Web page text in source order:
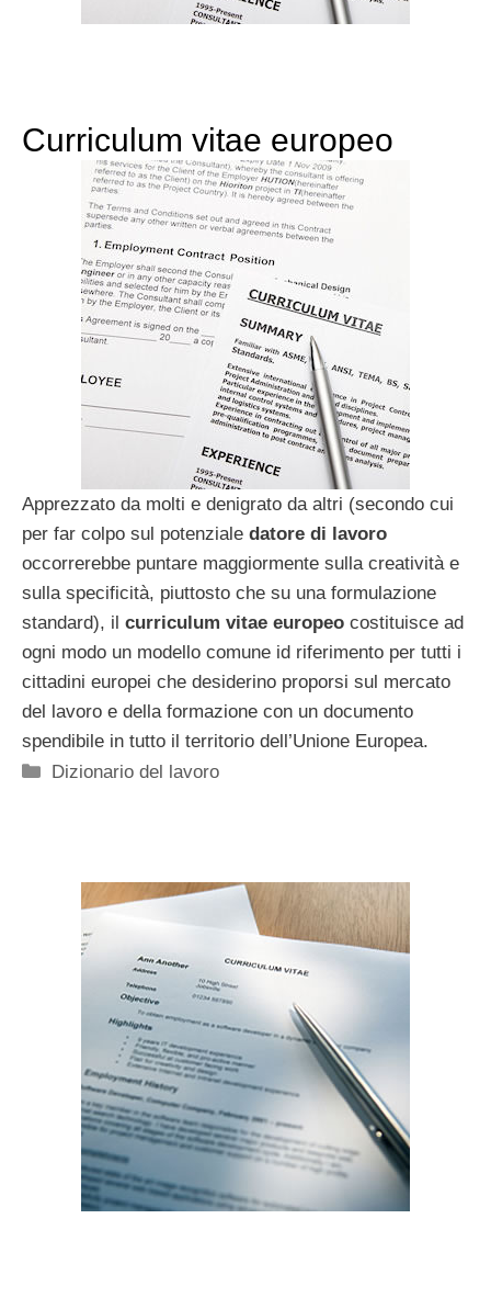
Curriculum vitae europeo
Apprezzato da molti e denigrato da altri (secondo cui
per far colpo sul potenziale datore di lavoro
occorrerebbe puntare maggiormente sulla creatività e
sulla specificità, piuttosto che su una formulazione
standard), il curriculum vitae europeo costituisce ad
ogni modo un modello comune id riferimento per tutti i
cittadini europei che desiderino proporsi sul mercato
del lavoro e della formazione con un documento
spendibile in tutto il territorio dell’Unione Europea.
Categorie
Dizionario del lavoro